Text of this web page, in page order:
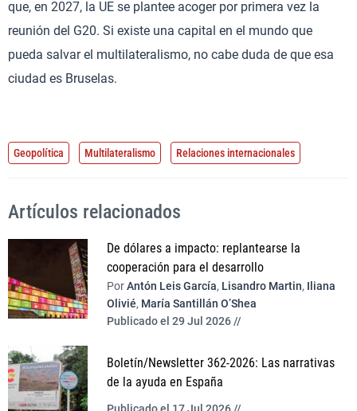
que, en 2027, la UE se plantee acoger por primera vez la
reunión del G20. Si existe una capital en el mundo que
pueda salvar el multilateralismo, no cabe duda de que esa
ciudad es Bruselas.
Geopolítica Multilateralismo Relaciones internacionales
Artículos relacionados
De dólares a impacto: replantearse la
cooperación para el desarrollo
PorAntón Leis García, Lisandro Martin, Iliana
Olivié, María Santillán O’Shea
Publicado el 29 Jul 2026 //
Boletín/Newsletter 362-2026: Las narrativas
de la ayuda en España
Publicado el 17 Jul 2026 //